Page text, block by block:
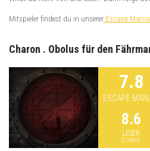
Mitspieler findest du in unserer Escape
Charon . Obolus für den
7.8
ESCAPE
8.6
LESER
(2 votes)